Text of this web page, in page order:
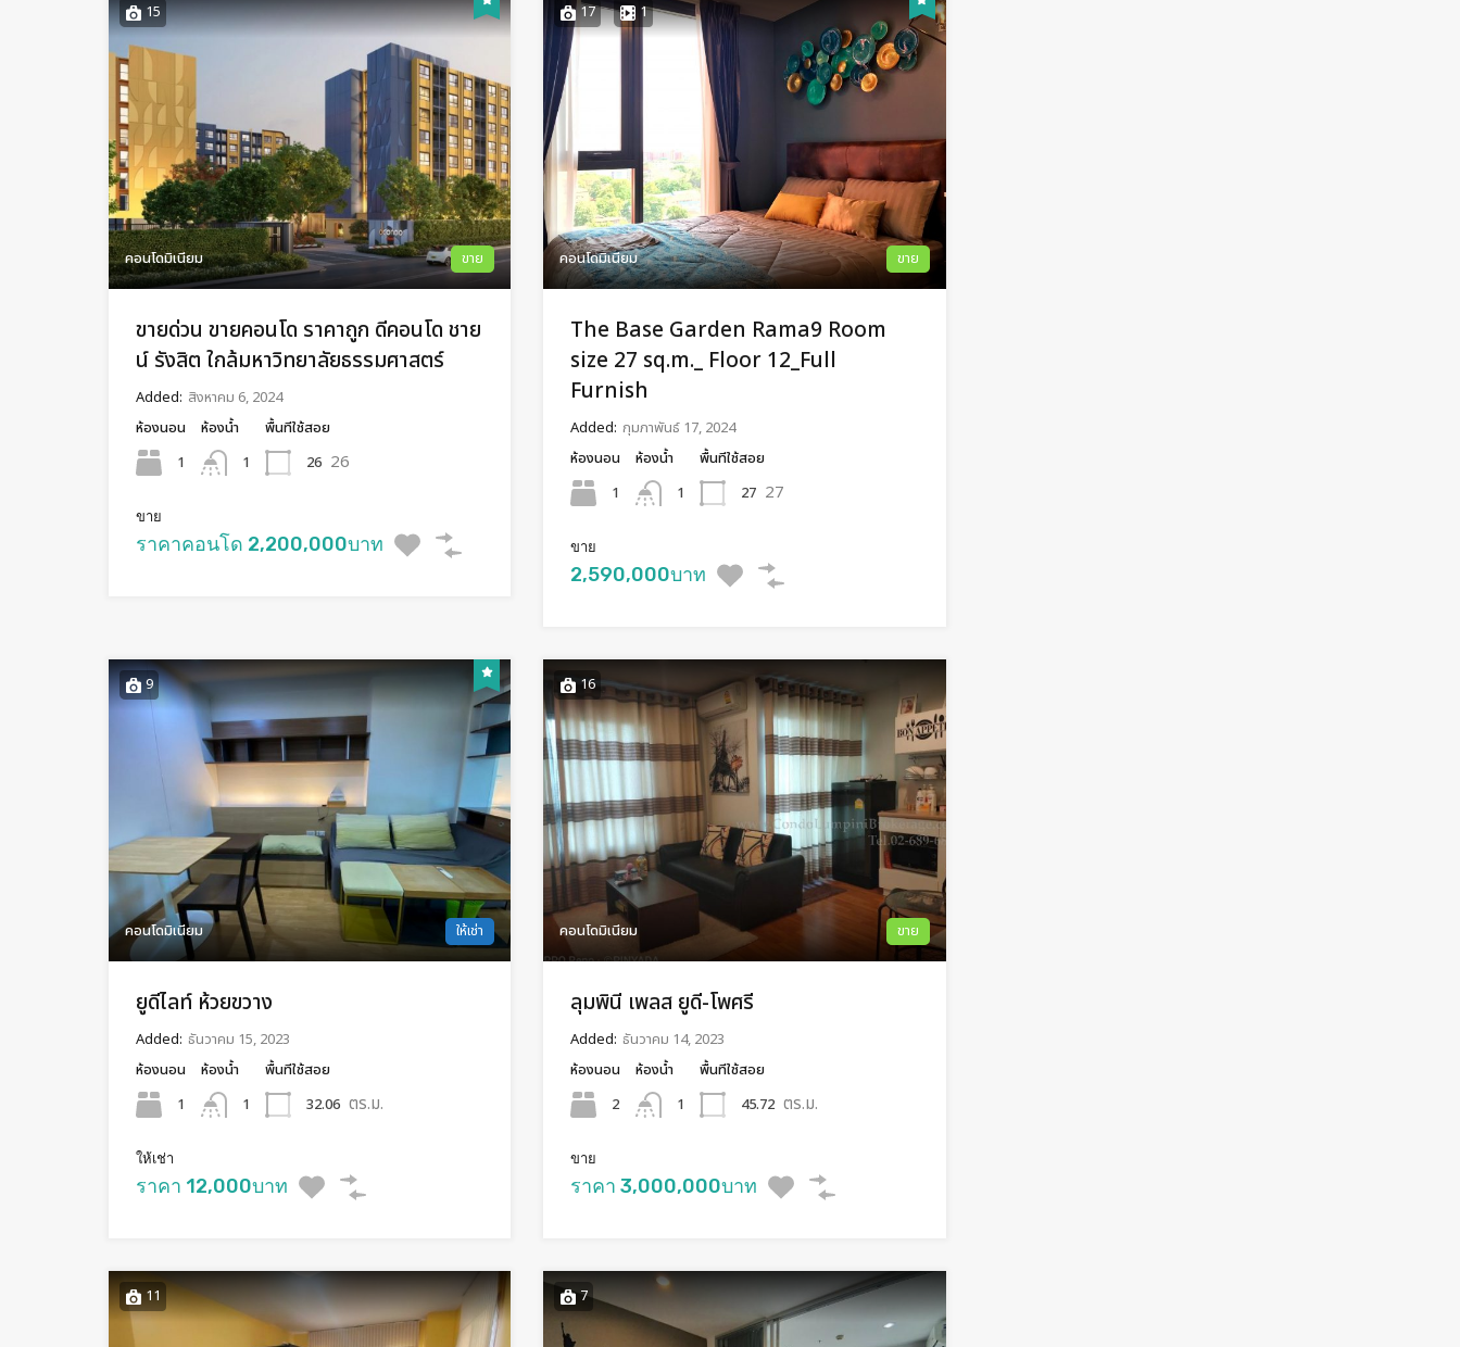
15
คอนโดมิเนียม ขาย
ขายด่วน ขายคอนโด ราคาถูก ดีคอนโด ชาย
น์ รังสิต ใกล้มหาวิทยาลัยธรรมศาสตร์​
Added: สิงหาคม 6, 2024
ห้องนอน
1
ห้องน้ำ
1
พื้นทีใช้สอย
26 26
ขาย
ราคาคอนโด 2,200,000บาท
17 1
คอนโดมิเนียม ขาย
The Base Garden Rama9 Room
size 27 sq.m._ Floor 12_Full
Furnish
Added: กุมภาพันธ์ 17, 2024
ห้องนอน
1
ห้องน้ำ
1
พื้นทีใช้สอย
27 27
ขาย
2,590,000บาท
9
คอนโดมิเนียม ให้เช่า
ยูดีไลท์ ห้วยขวาง
Added: ธันวาคม 15, 2023
ห้องนอน
1
ห้องน้ำ
1
พื้นทีใช้สอย
32.06 ตร.ม.
ให้เช่า
ราคา 12,000บาท
16
คอนโดมิเนียม ขาย
ลุมพินี เพลส ยูดี-โพศรี
Added: ธันวาคม 14, 2023
ห้องนอน
2
ห้องน้ำ
1
พื้นทีใช้สอย
45.72 ตร.ม.
ขาย
ราคา 3,000,000บาท
11 7